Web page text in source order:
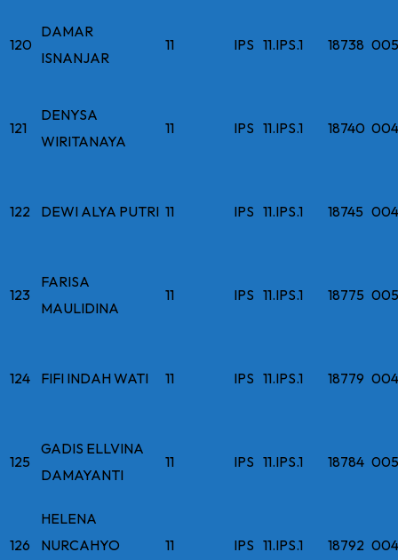
120
DAMAR
ISNANJAR
11 IPS 11.IPS.1 18738
121
DENYSA
WIRITANAYA
11 IPS 11.IPS.1 18740
122 DEWI ALYA PUTRI 11 IPS 11.IPS.1 18745
123
FARISA
MAULIDINA
11 IPS 11.IPS.1 18775
124 FIFI INDAH WATI 11 IPS 11.IPS.1 18779
125
GADIS ELLVINA
DAMAYANTI
11 IPS 11.IPS.1 18784
126
HELENA
NURCAHYO
11 IPS 11.IPS.1 18792